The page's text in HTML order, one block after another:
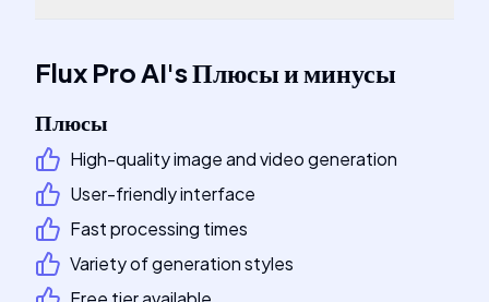
Flux Pro AI'sПлюсы и минусы
Плюсы
High-quality image and video generation
User-friendly interface
Fast processing times
Variety of generation styles